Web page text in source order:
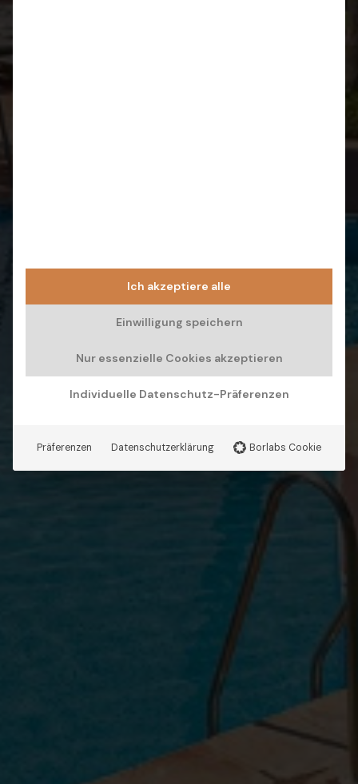
Ich akzeptiere alle
Einwilligung speichern
Nur essenzielle Cookies akzeptieren
Individuelle Datenschutz-Präferenzen
Präferenzen Datenschutzerklärung Borlabs Cookie